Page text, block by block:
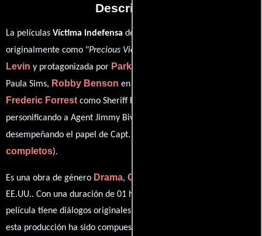
Descripción
La películas Víctima indefensa del año 1993, conocida
originalmente como "Precious Victims
Levin y protagonizada por Park Overall
Paula Sims, Robby Benson en el papel de Robert Sims,
Frederic Forrestcomo Sheriff Frank Yocom,
personificando a Agent Jimmy Bivens y
desempeñando el papel de Capt. Kocis (
completos).
Es una obra de género Drama, Crimen
EE.UU.. Con una duración de 01 hr 33 min (93 minutos), esta
película tiene diálogos originales en
esta producción ha sido compuesta por